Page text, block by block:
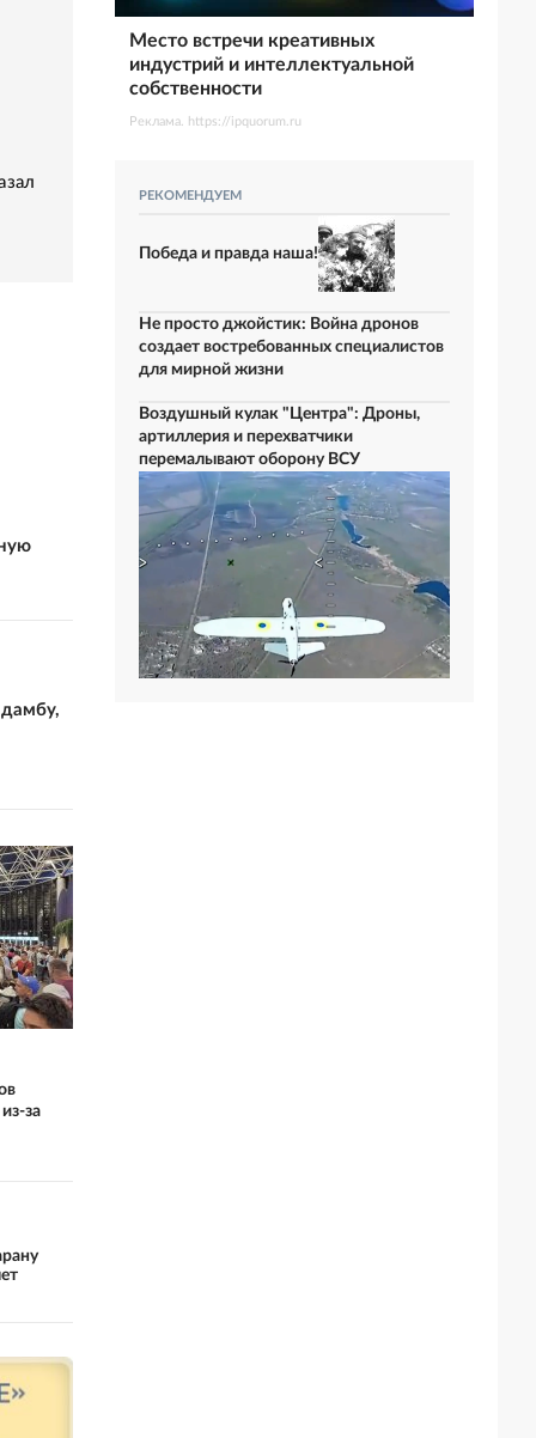
за
Место встречи креативных
индустрий и интеллектуальной
собственности
Реклама. https://ipquorum.ru
РЕКОМЕНДУЕМ
Победа и правда наша!
Не просто джойстик: Война дронов
создает востребованных специалистов
для мирной жизни
Воздушный кулак "Центра": Дроны,
артиллерия и перехватчики
перемалывают оборону ВСУ